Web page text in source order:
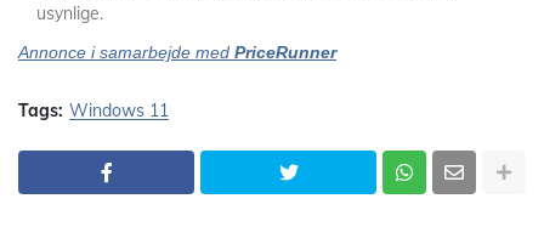
usynlige.
Annonce i samarbejde med PriceRunner
Tags: Windows 11